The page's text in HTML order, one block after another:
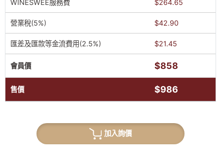
WINESWEE服務費 $264.65
營業稅(5%) $42.90
匯差及匯款等金流費用(2.5%) $21.45
會員價 $858
售價 $986
加入詢價